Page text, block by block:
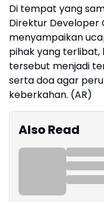
Di tempat yang
Direktur Developer
menyampaikan
pihak yang
tersebut menjadi
serta doa agar
keberkahan. (AR)
Also Read